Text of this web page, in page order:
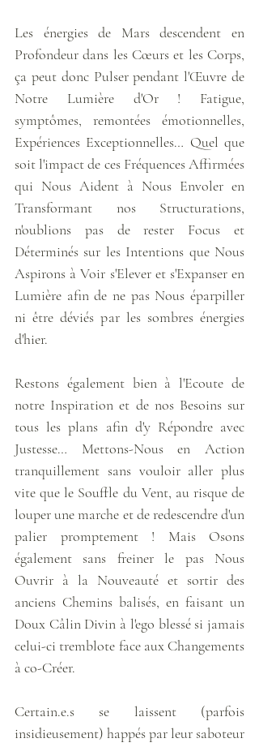
Les énergies de Mars descendent en
Profondeur dans les Cœurs et les Corps,
ça peut donc Pulser pendant l'Œuvre de
Notre Lumière d'Or ! Fatigue,
symptômes, remontées émotionnelles,
Expériences Exceptionnelles… Quel que
soit l'impact de ces Fréquences Affirmées
qui Nous Aident à Nous Envoler en
Transformant nos Structurations,
n'oublions pas de rester Focus et
Déterminés sur les Intentions que Nous
Aspirons à Voir s'Elever et s'Expanser en
Lumière afin de ne pas Nous éparpiller
ni être déviés par les sombres énergies
d'hier.
Restons également bien à l'Ecoute de
notre Inspiration et de nos Besoins sur
tous les plans afin d'y Répondre avec
Justesse… Mettons-Nous en Action
tranquillement sans vouloir aller plus
vite que le Souffle du Vent, au risque de
louper une marche et de redescendre d'un
palier promptement ! Mais Osons
également sans freiner le pas Nous
Ouvrir à la Nouveauté et sortir des
anciens Chemins balisés, en faisant un
Doux Câlin Divin à l'ego blessé si jamais
celui-ci tremblote face aux Changements
à co-Créer.
Certain.e.s se laissent (parfois
insidieusement) happés par leur saboteur